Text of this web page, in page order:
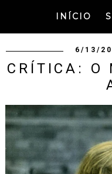
INÍCIO
6/13/
CRÍTICA: O